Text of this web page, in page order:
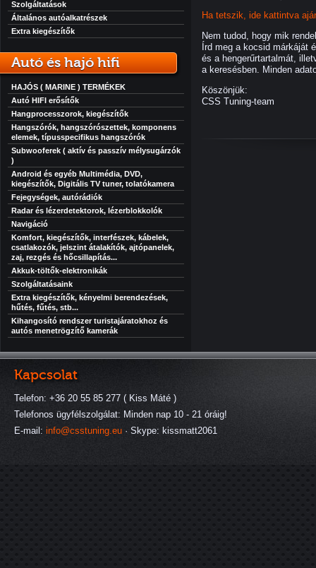
Szolgáltatások
Általános autóalkatrészek
Extra kiegészítők
Autó és hajó hifi
HAJÓS ( MARINE ) TERMÉKEK
Autó HIFI erősítők
Hangprocesszorok, kiegészítők
Hangszórók, hangszórószettek, komponens
elemek, típusspecifikus hangszórók
Subwooferek ( aktív és passzív mélysugárzók
)
Android és egyéb Multimédia, DVD,
kiegészítők, Digitális TV tuner, tolatókamera
Fejegységek, autórádiók
Radar és lézerdetektorok, lézerblokkolók
Navigáció
Komfort, kiegészítők, interfészek, kábelek,
csatlakozók, jelszint átalakítók, ajtópanelek,
zaj, rezgés és hőcsillapítás...
Akkuk-töltők-elektronikák
Szolgáltatásaink
Extra kiegészítők, kényelmi berendezések,
hűtés, fűtés, stb...
Kihangosító rendszer turistajáratokhoz és
autós menetrögzítő kamerák
Ha tetszik, ide kattintva
Nem tudod, hogy mik
Írd meg a kocsid márkáját
és a hengerűrtartalmát,
a keresésben. Minden
Köszönjük:
CSS Tuning-team
Kapcsolat
Telefon: +36 20 55 85 277 ( Kiss Máté )
Telefonos ügyfélszolgálat: Minden nap 10 - 21 óráig!
E-mail: info@csstuning.eu · Skype: kissmatt2061